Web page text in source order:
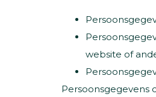
website of
Persoonsgegevens